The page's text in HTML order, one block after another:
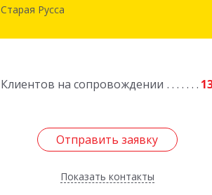
Старая Русса
Клиентов на сопровождении
Отправить заявку
Показать контакты
Старая Русса, пер.Волотовский, д.23
Отправить заявку
Назад